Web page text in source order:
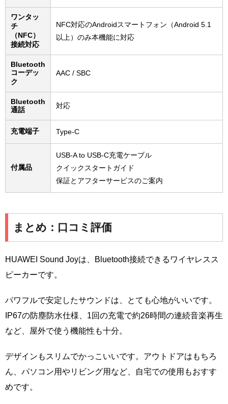
ワンタッ
チ
（NFC）
接続対応
NFC対応のAndroidスマートフォン（Android 5.1
以上）のみ本機能に対応
Bluetooth
コーデッ
ク
AAC / SBC
Bluetooth
通話
対応
充電端子 Type-C
付属品
USB-A to USB-C充電ケーブル
クイックスタートガイド
保証とアフターサービスのご案内
まとめ：口コミ評価
HUAWEI Sound Joyは、Bluetooth接続できるワイヤレスス
ピーカーです。
パワフルで安定したサウンドは、とても心地がいいです。
IP67の防塵防水仕様、1回の充電で約26時間の連続音楽再生
など、屋外で使う機能性も十分。
デザインもスリムでかっこいいです。アウトドアはもちろ
ん、パソコン用やリビング用など、自宅での使用もおすす
めです。